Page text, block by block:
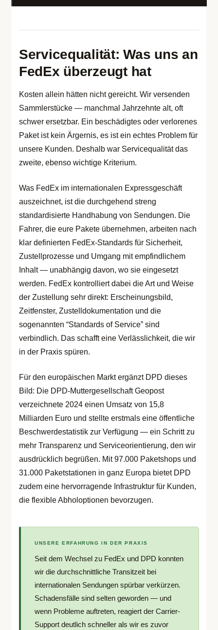
Servicequalität: Was uns an
FedEx überzeugt hat
Kosten allein hätten nicht gereicht. Wir versenden
Sammlerstücke — manchmal Jahrzehnte alt, oft
schwer ersetzbar. Ein beschädigtes oder verlorenes
Paket ist kein Ärgernis, es ist ein echtes Problem für
unsere Kunden. Deshalb war Servicequalität das
zweite, ebenso wichtige Kriterium.
Was FedEx im internationalen Expressgeschäft
auszeichnet, ist die durchgehend streng
standardisierte Handhabung von Sendungen. Die
Fahrer, die eure Pakete übernehmen, arbeiten nach
klar definierten FedEx-Standards für Sicherheit,
Zustellprozesse und Umgang mit empfindlichem
Inhalt — unabhängig davon, wo sie eingesetzt
werden. FedEx kontrolliert dabei die Art und Weise
der Zustellung sehr direkt: Erscheinungsbild,
Zeitfenster, Zustelldokumentation und die
sogenannten “Standards of Service” sind
verbindlich. Das schafft eine Verlässlichkeit, die wir
in der Praxis spüren.
Für den europäischen Markt ergänzt DPD dieses
Bild: Die DPD-Muttergesellschaft Geopost
verzeichnete 2024 einen Umsatz von 15,8
Milliarden Euro und stellte erstmals eine öffentliche
Beschwerdestatistik zur Verfügung — ein Schritt zu
mehr Transparenz und Serviceorientierung, den wir
ausdrücklich begrüßen. Mit 97.000 Paketshops und
31.000 Paketstationen in ganz Europa bietet DPD
zudem eine hervorragende Infrastruktur für Kunden,
die flexible Abholoptionen bevorzugen.
UNSERE ERFAHRUNG IN DER PRAXIS
Seit dem Wechsel zu FedEx und DPD konnten
wir die durchschnittliche Transitzeit bei
internationalen Sendungen spürbar verkürzen.
Schadensfälle sind selten geworden — und
wenn Probleme auftreten, reagiert der Carrier-
Support deutlich schneller als wir es zuvor